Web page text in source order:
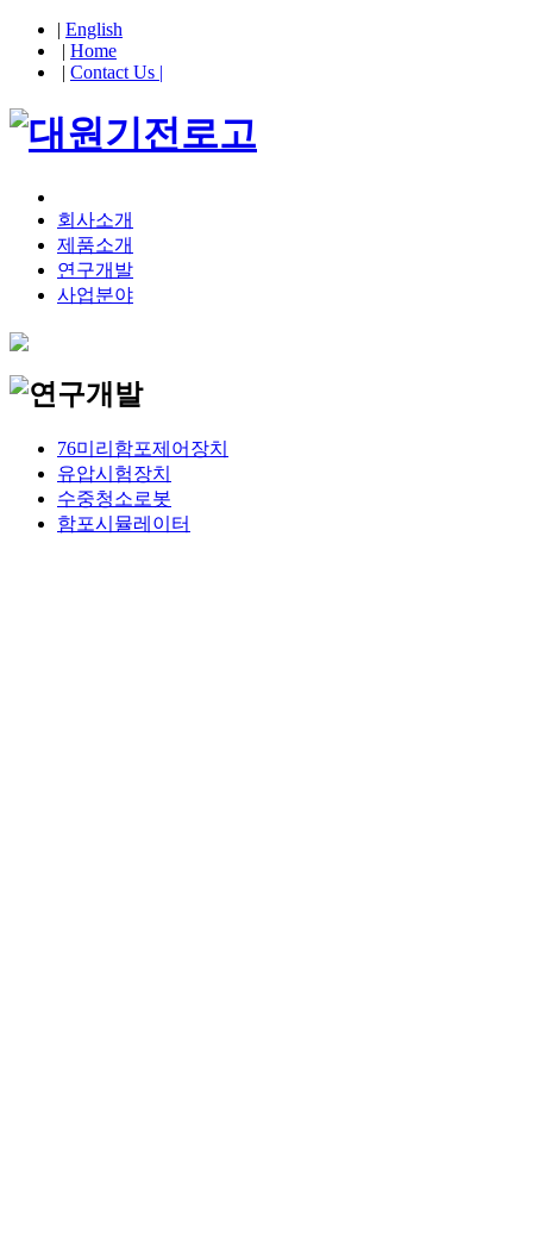
| English
| Home
| Contact Us |
회사소개
제품소개
연구개발
사업분야
76미리함포제어장치
유압시험장치
수중청소로봇
함포시뮬레이터